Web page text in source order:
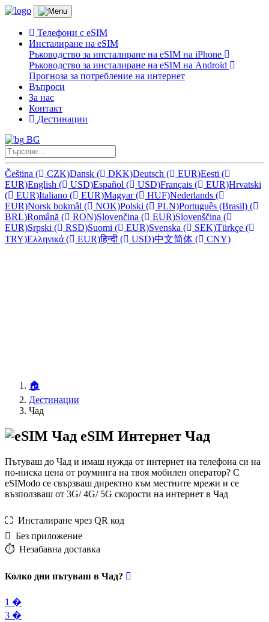
Телефони с eSIM
Инсталиране на eSIM
Ръководство за инсталиране на eSIM на iPhone
Ръководство за инсталиране на eSIM на Android
Прогноза за потребление на интернет
Въпроси
За нас
Контакт
Дестинации
BG
Čeština ( CZK)Dansk ( DKK)Deutsch ( EUR)Eesti (
EUR)English ( USD)Español ( USD)Français ( EUR)Hrvatski
(
EUR)Italiano ( EUR)Magyar( HUF)Nederlands (
EUR)Norsk bokmål ( NOK)Polski ( PLN)Português (Brasil) (
BRL)Română ( RON)Slovenčina ( EUR)Slovenščina (
EUR)Srpski ( RSD)Suomi ( EUR)Svenska ( SEK)Türkçe (
TRY)Ελληνικά ( EUR)हिन्दी ( USD)中文简体 ( CNY)
🏠
Дестинации
Чад
eSIM Интернет Чад
Пътуваш до Чад и имаш нужда от интернет на телефона си на
по-ниска цена от роуминга на твоя мобилен оператор? С
eSIModo се свързваш директно към местните мрежи и се
възползваш от 3G/ 4G/ 5G скорости на интернет в Чад
⛶️️ Инсталиране чрез QR код
️ Без приложение
⏱️️ Незабавна доставка
Колко дни пътуваш в Чад?
1 �
3 �